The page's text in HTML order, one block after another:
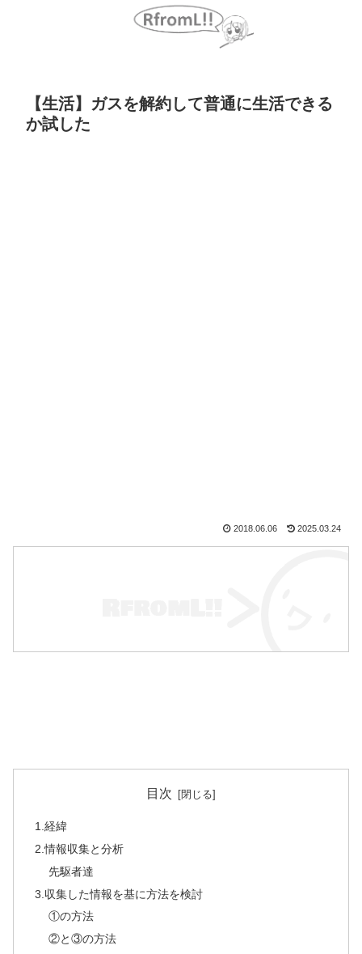
【生活】ガスを解約して普通に生活できる
か試した
2018.06.06 2025.03.24
目次
1.経緯
2.情報収集と分析
先駆者達
3.収集した情報を基に方法を検討
①の方法
②と③の方法